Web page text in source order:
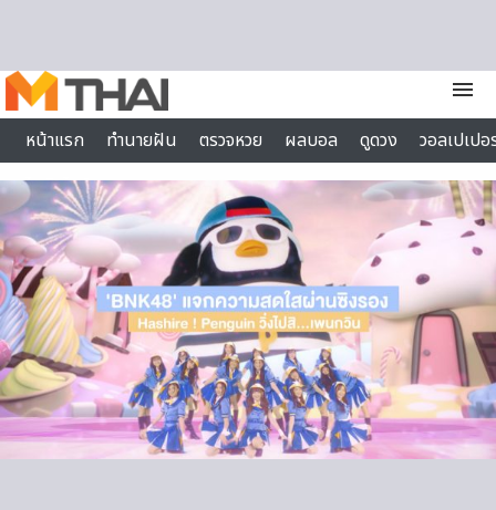
menu
หน้าแรก
ทำนายฝัน ตรวจหวย ผลบอล ดูดวง
วอลเปเป
ไลฟ์สไตล์